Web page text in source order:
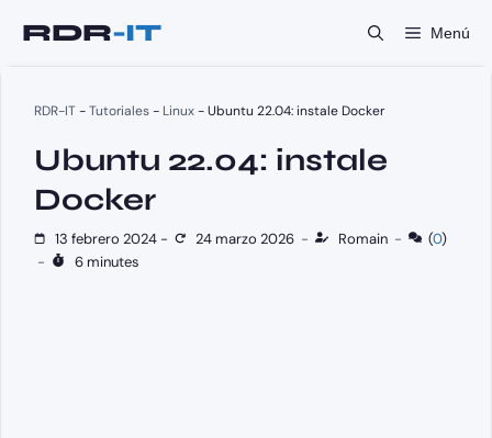
Menú
RDR-IT-Tutoriales- Linux-Ubuntu 22.04: instale Docker
Ubuntu 22.04: instale
Docker
13 febrero 2024 - 24 marzo 2026 - Romain - (0)
-
6 minutes